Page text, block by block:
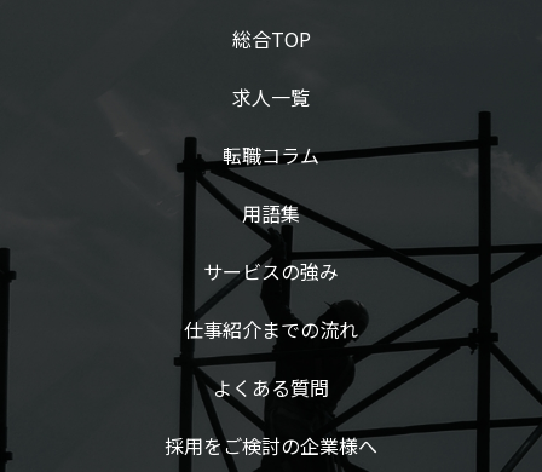
総合TOP
求人一覧
転職コラム
用語集
サービスの強み
仕事紹介までの流れ
よくある質問
採用をご検討の企業様へ